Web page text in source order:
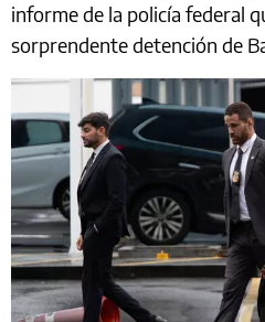
informe de la policía federal
sorprendente detención de